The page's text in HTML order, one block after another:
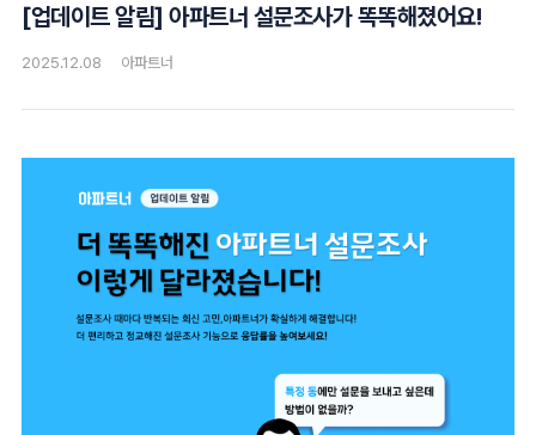
[업데이트 알림] 아파트너 설문조사가 똑똑해졌어요!
2025.12.08 아파트너